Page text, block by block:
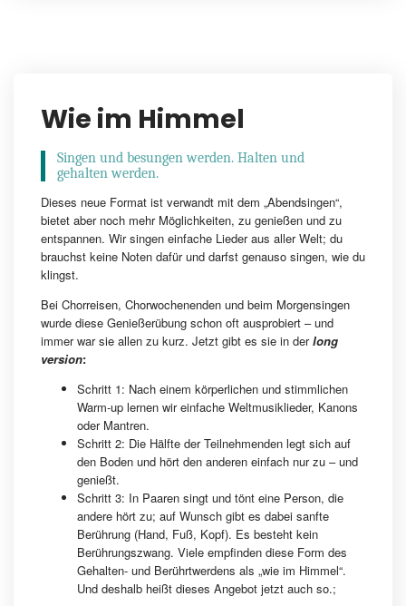
Wie im Himmel
Singen und besungen werden. Halten und
gehalten werden.
Dieses neue Format ist verwandt mit dem „Abendsingen“,
bietet aber noch mehr Möglichkeiten, zu genießen und zu
entspannen. Wir singen einfache Lieder aus aller Welt; du
brauchst keine Noten dafür und darfst genauso singen, wie du
klingst.
Bei Chorreisen, Chorwochenenden und beim Morgensingen
wurde diese Genießerübung schon oft ausprobiert – und
immer war sie allen zu kurz. Jetzt gibt es sie in derlong
version:
Schritt 1: Nach einem körperlichen und stimmlichen
Warm-up lernen wir einfache Weltmusiklieder, Kanons
oder Mantren.
Schritt 2: Die Hälfte der Teilnehmenden legt sich auf
den Boden und hört den anderen einfach nur zu – und
genießt.
Schritt 3: In Paaren singt und tönt eine Person, die
andere hört zu; auf Wunsch gibt es dabei sanfte
Berührung (Hand, Fuß, Kopf). Es besteht kein
Berührungszwang. Viele empfinden diese Form des
Gehalten- und Berührtwerdens als „wie im Himmel“.
Und deshalb heißt dieses Angebot jetzt auch so.;